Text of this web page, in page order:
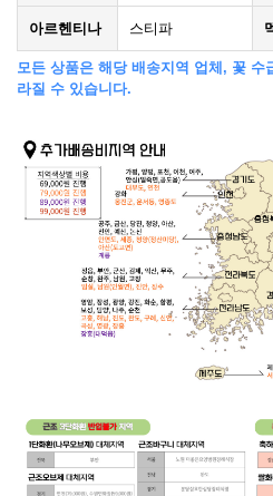
아르헨티나 스티파
모든 상품은 해당 배송지역 업체, 꽃
라질 수 있습니다.